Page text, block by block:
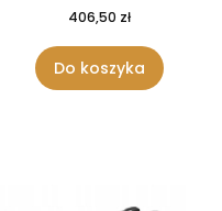
406,50 zł
Do koszyka